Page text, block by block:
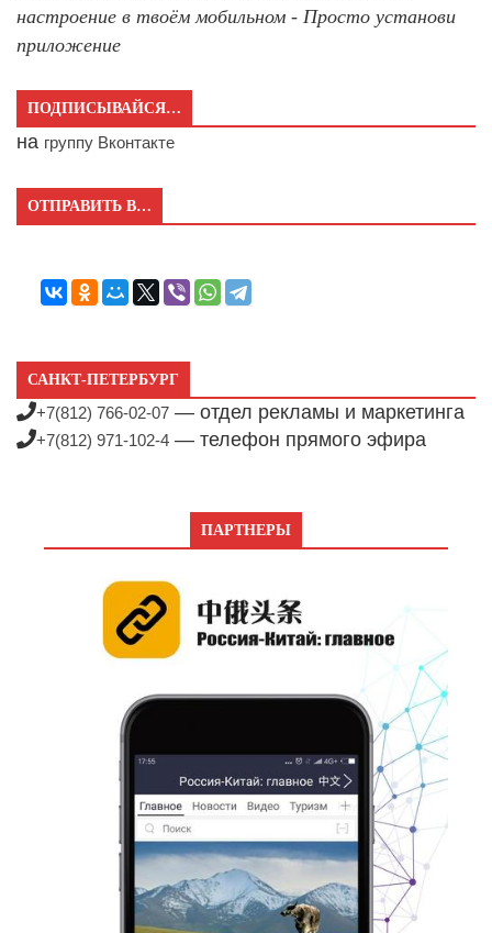
настроение в твоём мобильном - Просто установи
приложение
ПОДПИСЫВАЙСЯ…
на группу Вконтакте
ОТПРАВИТЬ В…
САНКТ-ПЕТЕРБУРГ
+7(812) 766-02-07 — отдел рекламы и маркетинга
+7(812) 971-102-4 — телефон прямого эфира
ПАРТНЕРЫ